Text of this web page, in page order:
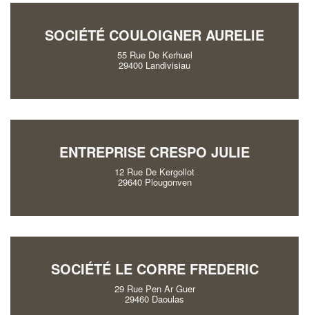
SOCIÉTÉ COULOIGNER AURELIE
55 Rue De Kerhuel
29400 Landivisiau
ENTREPRISE CRESPO JULIE
12 Rue De Kergollot
29640 Plougonven
SOCIÉTÉ LE CORRE FREDERIC
29 Rue Pen Ar Guer
29460 Daoulas